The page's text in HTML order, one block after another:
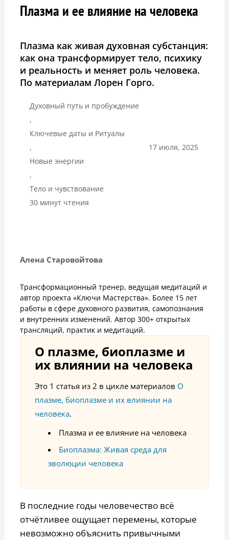
Плазма и ее влияние на человека
Плазма как живая духовная субстанция:
как она трансформирует тело, психику
и реальность и меняет роль человека.
По материалам Лорен Горго.
Духовный путь и пробуждение
,
Ключевые даты и Ритуалы
,
Новые энергии
,
Тело и чувствование
17 июля, 2025
30 минут чтения
Алена Старовойтова
Трансформационный тренер, ведущая медитаций и
автор проекта «Ключи Мастерства». Более 15 лет
работы в сфере духовного развития, самопознания
и внутренних изменений. Автор 300+ открытых
трансляций, практик и медитаций.
О плазме, биоплазме и
их влиянии на человека
Это 1 статья из 2 в цикле материалов О
плазме, биоплазме и их влиянии на
человека.
Плазма и ее влияние на человека
Биоплазма: Живая среда для
эволюции человека
В последние годы человечество всё
отчётливее ощущает перемены, которые
невозможно объяснить привычными